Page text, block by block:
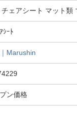
チェアシート マット類
ｼｰﾄ
Marushin
ン価格